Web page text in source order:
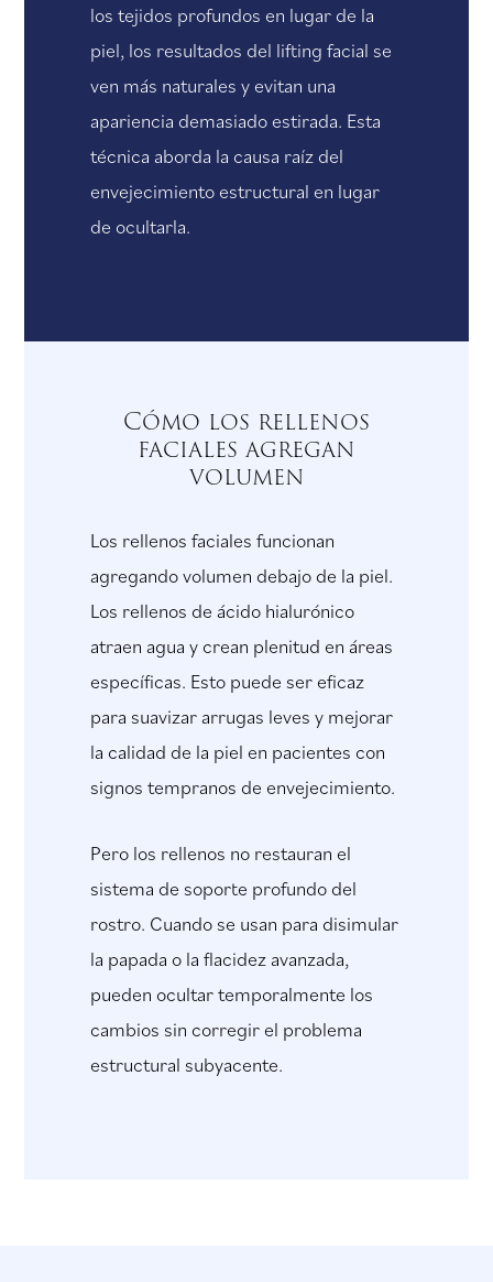
los tejidos profundos en lugar de la
piel, los resultados del lifting facial se
ven más naturales y evitan una
apariencia demasiado estirada. Esta
técnica aborda la causa raíz del
envejecimiento estructural en lugar
de ocultarla.
Cómo los rellenos
faciales agregan
volumen
Los rellenos faciales funcionan
agregando volumen debajo de la piel.
Los rellenos de ácido hialurónico
atraen agua y crean plenitud en áreas
específicas. Esto puede ser eficaz
para suavizar arrugas leves y mejorar
la calidad de la piel en pacientes con
signos tempranos de envejecimiento.
Pero los rellenos no restauran el
sistema de soporte profundo del
rostro. Cuando se usan para disimular
la papada o la flacidez avanzada,
pueden ocultar temporalmente los
cambios sin corregir el problema
estructural subyacente.